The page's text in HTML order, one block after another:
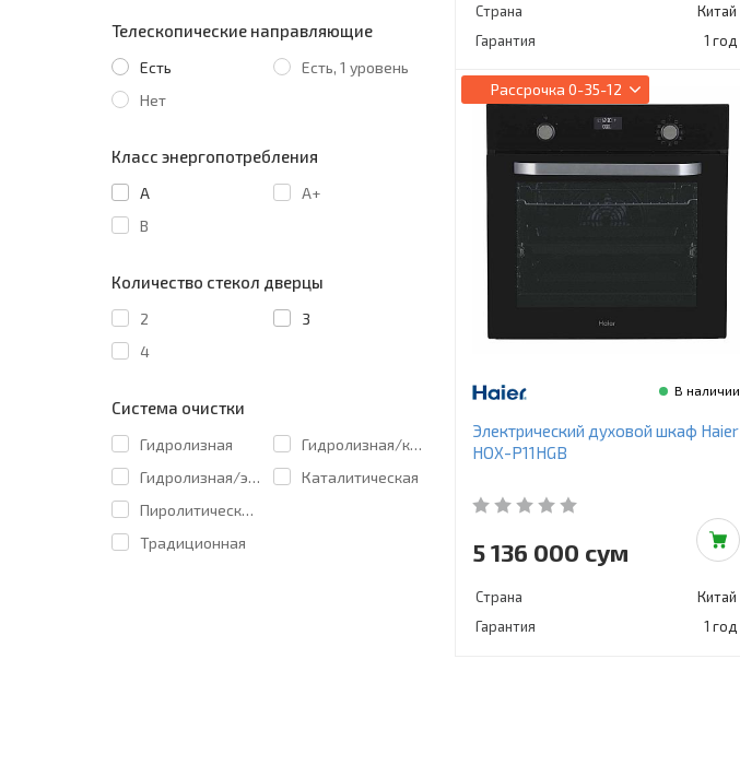
Телескопические направляющие
Есть
Есть, 1 уровень
Нет
Класс энергопотребления
A
A+
B
Количество стекол дверцы
2
3
4
Система очистки
Гидролизная
Гидролизная/каталитическая
Гидролизная/эколиз
Каталитическая
Пиролитическая/гидролизная
Традиционная
Страна
Китай
Гарантия
1 год
Рассрочка 0-35-12
В наличии
Электрический духовой шкаф Haier
HOX-P11HGB
5 136 000 сум
Страна
Китай
Гарантия
1 год